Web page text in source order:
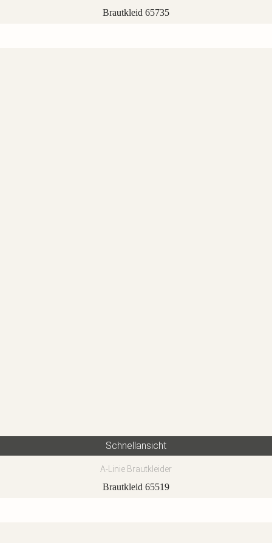
Brautkleid 65735
Schnellansicht
A-Linie Brautkleider
Brautkleid 65519